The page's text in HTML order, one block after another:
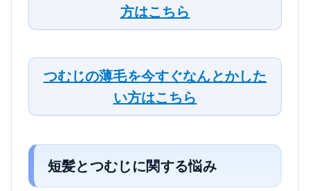
方はこちら
つむじの薄毛を今すぐなんとかした
い方はこちら
短髪とつむじに関する悩み